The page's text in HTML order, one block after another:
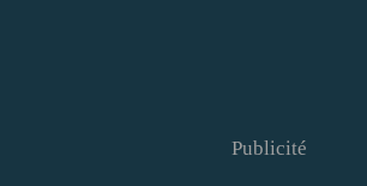
Publicité